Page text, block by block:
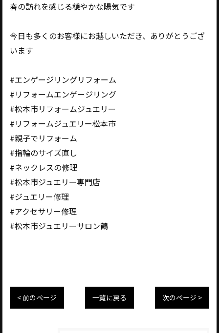
春の訪れを感じる穏やかな陽気です
今日も多くのお客様にお越しいただき、ありがとうござ
います
#エンゲージリングリフォーム
#リフォームエンゲージリング
#松本市リフォームジュエリー
#リフォームジュエリー松本市
#親子でリフォーム
#指輪のサイズ直し
#ネックレスの修理
#松本市ジュエリー専門店
#ジュエリー修理
#アクセサリー修理
#松本市ジュエリーサロン鶴
< 前のページ 一覧に戻る 次のページ >